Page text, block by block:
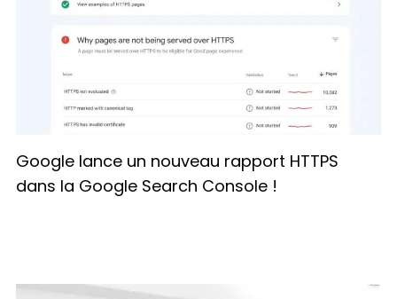
Google lance un nouveau rapport HTTPS
dans la Google Search Console !